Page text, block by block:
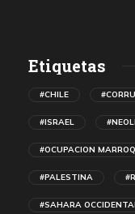
Etiquetas
#CHILE
#ISRAEL
#OCUPACION
#PALESTINA
#SAHARA